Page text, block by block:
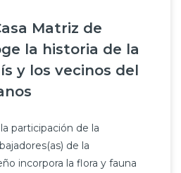
Matriz de
la historia de la
y los vecinos del
participación de la
de la
incorpora la flora y fauna